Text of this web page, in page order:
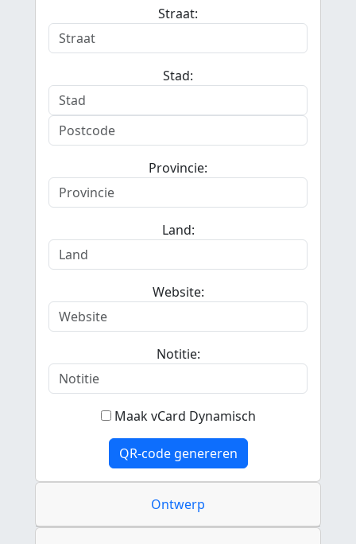
Straat:
Stad:
Provincie:
Land:
Website:
Notitie:
Maak vCard Dynamisch
QR-code genereren
Ontwerp